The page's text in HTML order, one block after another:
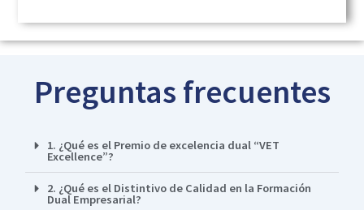
Preguntas frecuentes
1. ¿Qué es el Premio de excelencia dual “VET
Excellence”?
2. ¿Qué es el Distintivo de Calidad en la Formación
Dual Empresarial?